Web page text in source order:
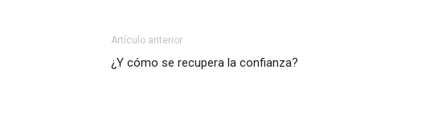
Artículo anterior
¿Y cómo se recupera la confianza?